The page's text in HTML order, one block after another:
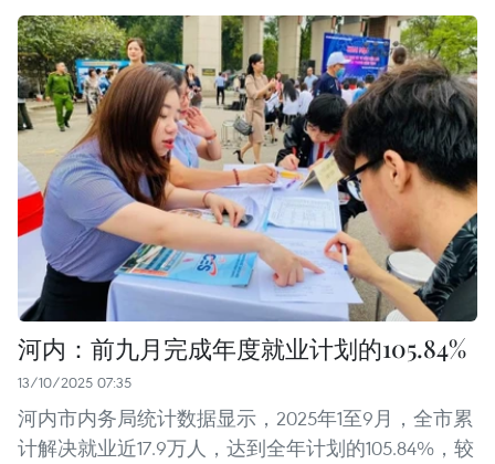
河内：前九月完成年度就业计划的105.84%
13/10/2025 07:35
河内市内务局统计数据显示，2025年1至9月，全市累
计解决就业近17.9万人，达到全年计划的105.84%，较